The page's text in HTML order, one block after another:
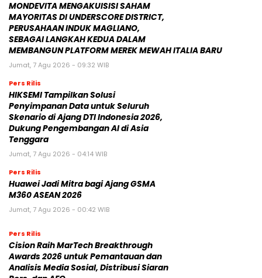
MONDEVITA MENGAKUISISI SAHAM
MAYORITAS DI UNDERSCORE DISTRICT,
PERUSAHAAN INDUK MAGLIANO,
SEBAGAI LANGKAH KEDUA DALAM
MEMBANGUN PLATFORM MEREK MEWAH ITALIA BARU
Jumat, 7 Agu 2026 - 09:32 WIB
Pers Rilis
HIKSEMI Tampilkan Solusi
Penyimpanan Data untuk Seluruh
Skenario di Ajang DTI Indonesia 2026,
Dukung Pengembangan AI di Asia
Tenggara
Jumat, 7 Agu 2026 - 04:14 WIB
Pers Rilis
Huawei Jadi Mitra bagi Ajang GSMA
M360 ASEAN 2026
Jumat, 7 Agu 2026 - 00:42 WIB
Pers Rilis
Cision Raih MarTech Breakthrough
Awards 2026 untuk Pemantauan dan
Analisis Media Sosial, Distribusi Siaran